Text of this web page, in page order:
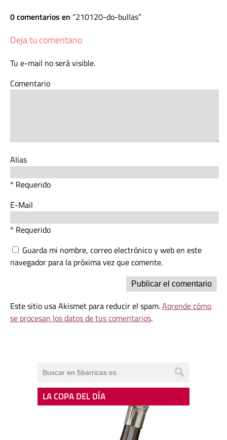
0 comentarios en 210120-do-bullas
Deja tu comentario
Tu e-mail no será visible.
Comentario
Alias
* Requerido
E-Mail
* Requerido
Guarda mi nombre, correo electrónico y web en este
navegador para la próxima vez que comente.
Este sitio usa Akismet para reducir el spam.Aprende cómo
se procesan los datos de tus comentarios.
LA COPA DEL DÍA